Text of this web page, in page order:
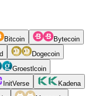
Bitcoin
Bytecoin
Dogecoin
Groestlcoin
InitVerse
Kadena